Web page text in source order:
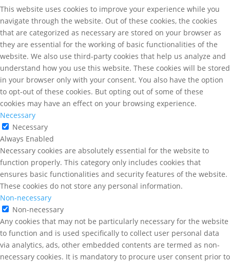
This website uses cookies to improve your experience while you
navigate through the website. Out of these cookies, the cookies
that are categorized as necessary are stored on your browser as
they are essential for the working of basic functionalities of the
website. We also use third-party cookies that help us analyze and
understand how you use this website. These cookies will be stored
in your browser only with your consent. You also have the option
to opt-out of these cookies. But opting out of some of these
cookies may have an effect on your browsing experience.
Necessary
Necessary
Always Enabled
Necessary cookies are absolutely essential for the website to
function properly. This category only includes cookies that
ensures basic functionalities and security features of the website.
These cookies do not store any personal information.
Non-necessary
Non-necessary
Any cookies that may not be particularly necessary for the website
to function and is used specifically to collect user personal data
via analytics, ads, other embedded contents are termed as non-
necessary cookies. It is mandatory to procure user consent prior to